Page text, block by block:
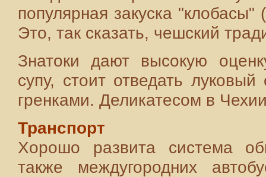
популярная закуска "клобасы"
Это, так сказать, чешский
Знатоки дают высокую
супу, стоит отведать
гренками. Деликатесом в
Транспорт
Хорошо развита система
также междугородних